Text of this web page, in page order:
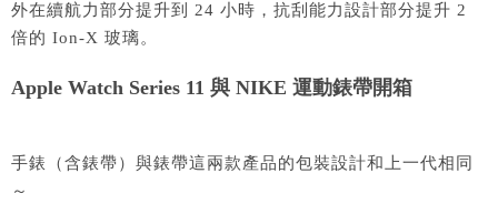
外在續航力部分提升到 24 小時，抗刮能力設計部分提升 2
倍的 Ion-X 玻璃。
Apple Watch Series 11 與 NIKE 運動錶帶開箱
手錶（含錶帶）與錶帶這兩款產品的包裝設計和上一代相同
～